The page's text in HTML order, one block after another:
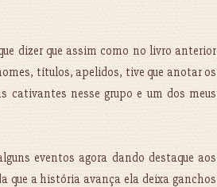
dizer que assim como no livro anterior
títulos, apelidos, tive que anotar os
cativantes nesse grupo e um dos meus
eventos agora dando destaque aos
que a história avança ela deixa ganchos